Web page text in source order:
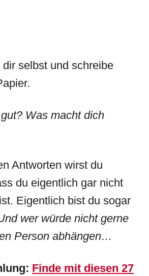
selbst und schreibe
Was macht dich
Antworten wirst du
du eigentlich gar nicht
Eigentlich bist du sogar
wer würde nicht gerne
Person abhängen…
Finde mit diesen 27